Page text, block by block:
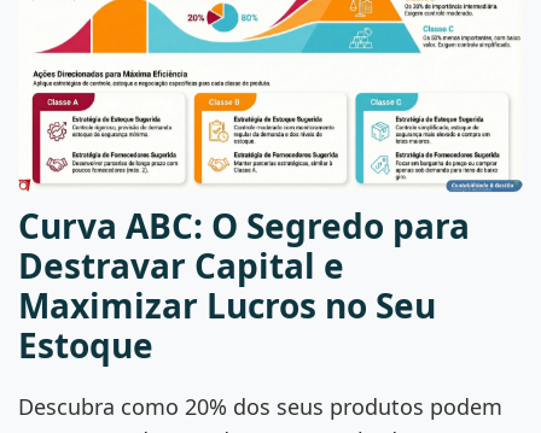
Curva ABC: O Segredo para
Destravar Capital e
Maximizar Lucros no Seu
Estoque
Descubra como 20% dos seus produtos podem